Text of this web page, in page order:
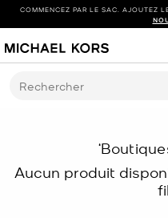
COMMENCEZ PAR LE SAC. AJOUTEZ
Rechercher
Aucun produit